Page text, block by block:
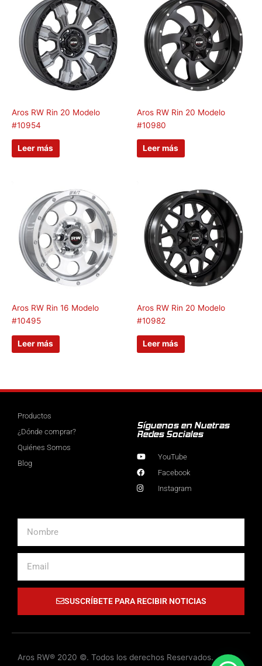
Aros RW Rin 20 Modelo
#10954
Leer más
Aros RW Rin 20 Modelo
#10980
Leer más
Aros RW Rin 16 Modelo
#10495
Leer más
Aros RW Rin 20 Modelo
#10982
Leer más
Productos
¿Dónde comprar?
Quiénes Somos
Blog
Síguenos en Nuetras
Redes Sociales
YouTube
Facebook
Instagram
SUSCRÍBETE PARA RECIBIR NOTICIAS
Aros RW® 2020 ©. Todos los derechos Reservados.